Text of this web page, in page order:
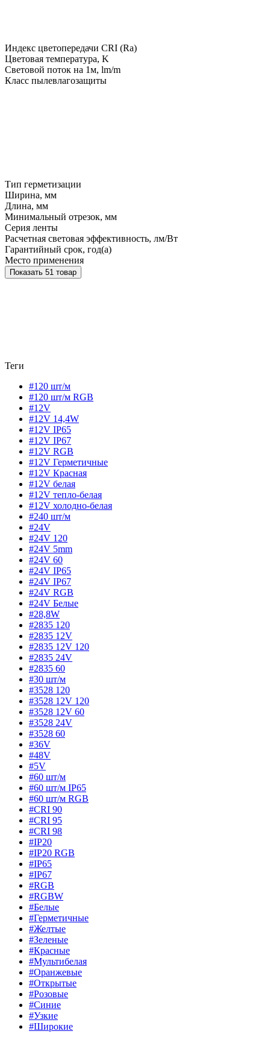
Индекс цветопередачи CRI (Ra)
Цветовая температура, K
Световой поток на 1м, lm/m
Класс пылевлагозащиты
Тип герметизации
Ширина, мм
Длина, мм
Минимальный отрезок, мм
Серия ленты
Расчетная световая эффективность, лм/Вт
Гарантийный срок, год(а)
Место применения
Показать 51 товар
Теги
#120 шт/м
#120 шт/м RGB
#12V
#12V 14,4W
#12V IP65
#12V IP67
#12V RGB
#12V Герметичные
#12V Красная
#12V белая
#12V тепло-белая
#12V холодно-белая
#240 шт/м
#24V
#24V 120
#24V 5mm
#24V 60
#24V IP65
#24V IP67
#24V RGB
#24V Белые
#28,8W
#2835 120
#2835 12V
#2835 12V 120
#2835 24V
#2835 60
#30 шт/м
#3528 120
#3528 12V 120
#3528 12V 60
#3528 24V
#3528 60
#36V
#48V
#5V
#60 шт/м
#60 шт/м IP65
#60 шт/м RGB
#CRI 90
#CRI 95
#CRI 98
#IP20
#IP20 RGB
#IP65
#IP67
#RGB
#RGBW
#Белые
#Герметичные
#Желтые
#Зеленые
#Красные
#Мультибелая
#Оранжевые
#Открытые
#Розовые
#Синие
#Узкие
#Широкие